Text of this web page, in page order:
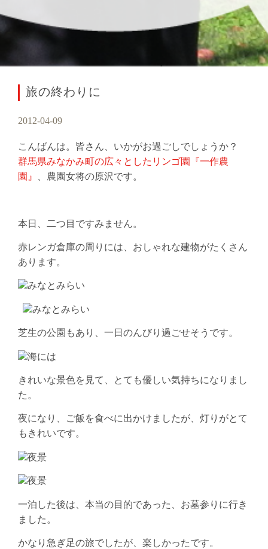
旅の終わりに
2012-04-09
こんばんは。皆さん、いかがお過ごしでしょうか？
群馬県みなかみ町の広々としたリンゴ園『一作農
園』
、農園女将の原沢です。
本日、二つ目ですみません。
赤レンガ倉庫の周りには、おしゃれな建物がたくさん
あります。
芝生の公園もあり、一日のんびり過ごせそうです。
きれいな景色を見て、とても優しい気持ちになりまし
た。
夜になり、ご飯を食べに出かけましたが、灯りがとて
もきれいです。
一泊した後は、本当の目的であった、お墓参りに行き
ました。
かなり急ぎ足の旅でしたが、楽しかったです。